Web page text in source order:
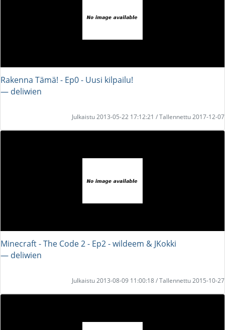
Rakenna Tämä! - Ep0 - Uusi kilpailu!
― deliwien
Julkaistu 2013-05-22 17:12:21 / Tallennettu 2017-12-07
Minecraft - The Code 2 - Ep2 - wildeem & JKokki
― deliwien
Julkaistu 2013-08-09 11:00:18 / Tallennettu 2015-10-27